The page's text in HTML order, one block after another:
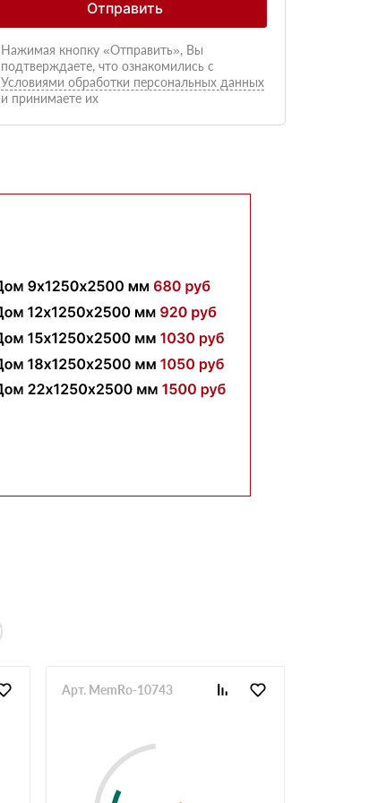
Отправить
Нажимая кнопку «Отправить», Вы
подтверждаете, что ознакомились с
Условиями обработки персональных данных
и принимаете их
Арт. MemRo-10743